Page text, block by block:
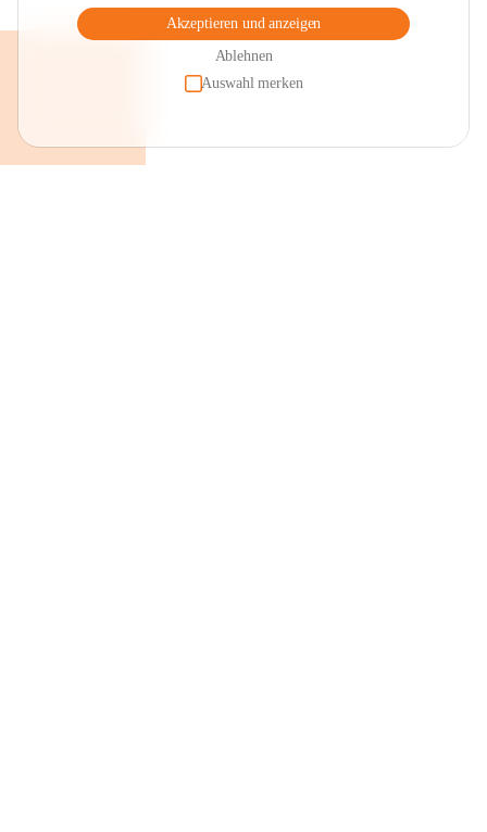
Akzeptieren und anzeigen
Ablehnen
Auswahl merken